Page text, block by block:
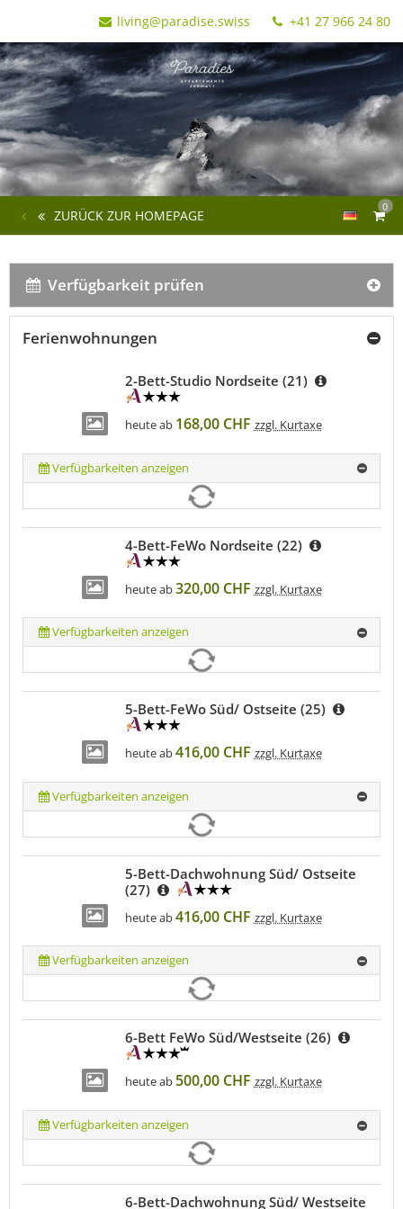
living@paradise.swiss +41 27 966 24 80
0
ZURÜCK ZUR HOMEPAGE
Verfügbarkeit prüfen
Ferienwohnungen
2-Bett-Studio Nordseite (21)
heute ab 168,00 CHF zzgl. Kurtaxe
Verfügbarkeiten anzeigen
4-Bett-FeWo Nordseite (22)
heute ab320,00 CHF zzgl. Kurtaxe
Verfügbarkeiten anzeigen
5-Bett-FeWo Süd/ Ostseite (25)
heute ab416,00 CHF zzgl. Kurtaxe
Verfügbarkeiten anzeigen
5-Bett-Dachwohnung Süd/ Ostseite
(27)
heute ab416,00 CHF zzgl. Kurtaxe
Verfügbarkeiten anzeigen
6-Bett FeWo Süd/Westseite (26)
heute ab500,00 CHF zzgl. Kurtaxe
Verfügbarkeiten anzeigen
6-Bett-Dachwohnung Süd/ Westseite